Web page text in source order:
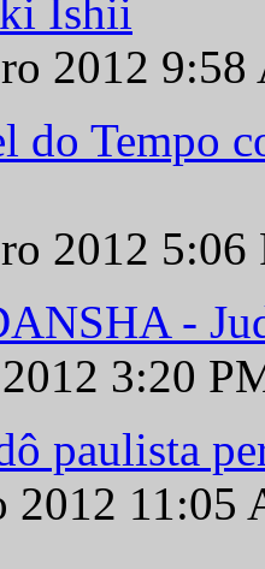
Ishii
2012
do Tempo
2012
-
3:20
paulista
2012